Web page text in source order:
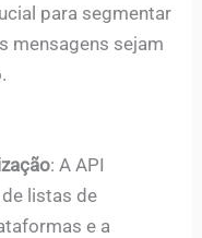
para segmentar
mensagens sejam
: A API
listas de
e a